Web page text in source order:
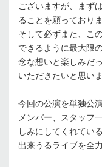
ございますが、まず
ることを願っておりま
そして必ずまた、こ
できるように最⼤限
念な想いと楽しみだ
いただきたいと思いま
今回の公演を単独公
メンバー、スタッフ
しみにしてくれてい
出来うるライブを全